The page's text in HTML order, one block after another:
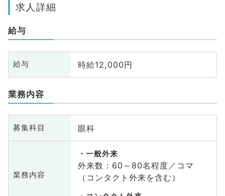
求人詳細
給与
給与 時給12,000円
業務内容
募集科目 眼科
業務内容
一般外来
外来数：60～80名程度／コマ
（コンタクト外来を含む）